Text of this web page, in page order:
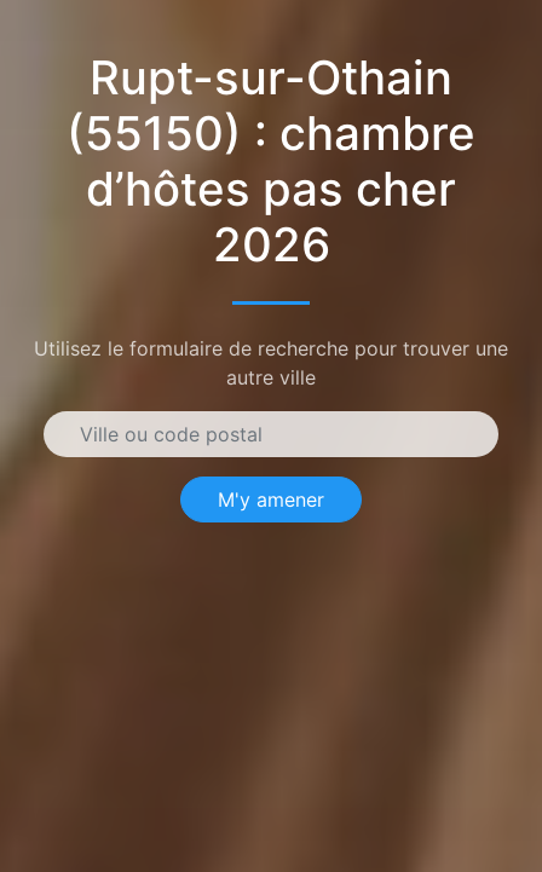
Rupt-sur-Othain
(55150) : chambre
d’hôtes pas cher
2026
Utilisez le formulaire de recherche pour trouver une
autre ville
M'y amener